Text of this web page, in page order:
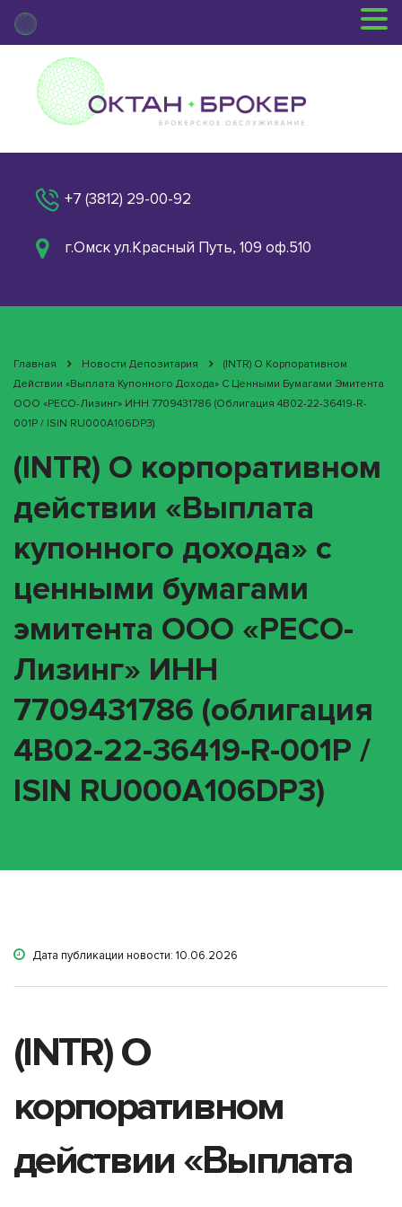
+7 (3812) 29-00-92
г.Омск ул.Красный Путь, 109 оф.510
Главная Новости Депозитария
(INTR) О Корпоративном
Действии «Выплата Купонного Дохода» С Ценными Бумагами Эмитента
ООО «РЕСО-Лизинг» ИНН 7709431786 (облигация 4B02-22-36419-R-
001P / ISIN RU000A106DP3)
(INTR) О корпоративном
действии «Выплата
купонного дохода» с
ценными бумагами
эмитента ООО «РЕСО-
Лизинг» ИНН
7709431786 (облигация
4B02-22-36419-R-001P /
ISIN RU000A106DP3)
Дата публикации новости: 10.06.2026
(INTR) О
корпоративном
действии «Выплата